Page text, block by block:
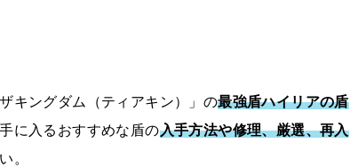
キングダム（ティアキン）」の最強盾ハイリアの盾
に入るおすすめな盾の入手方法や修理、厳選、再入
。